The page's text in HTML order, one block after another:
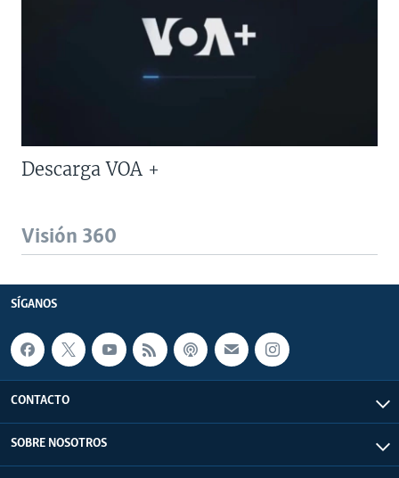
Descarga VOA +
Visión 360
SÍGANOS
CONTACTO
SOBRE NOSOTROS